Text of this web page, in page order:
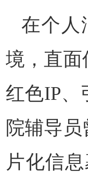
在个人
境，直面
红色IP、
院辅导
片化信